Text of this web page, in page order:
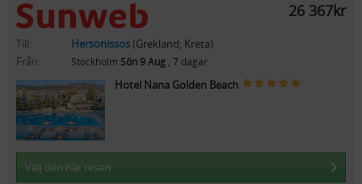
26 367kr
Till: Hersonissos(Grekland, Kreta)
Från:
Stockholm Sön 9 Aug , 7 dagar
Hotel Nana Golden Beach
Välj den här resan